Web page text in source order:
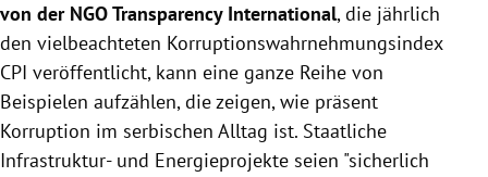
von der NGO Transparency International, die jährlich
den vielbeachteten Korruptionswahrnehmungsindex
CPI veröffentlicht, kann eine ganze Reihe von
Beispielen aufzählen, die zeigen, wie präsent
Korruption im serbischen Alltag ist. Staatliche
Infrastruktur- und Energieprojekte seien "sicherlich